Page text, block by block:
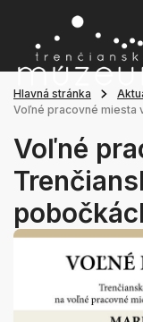
Hlavná stránka
Voľné pracovné miesta
Voľné